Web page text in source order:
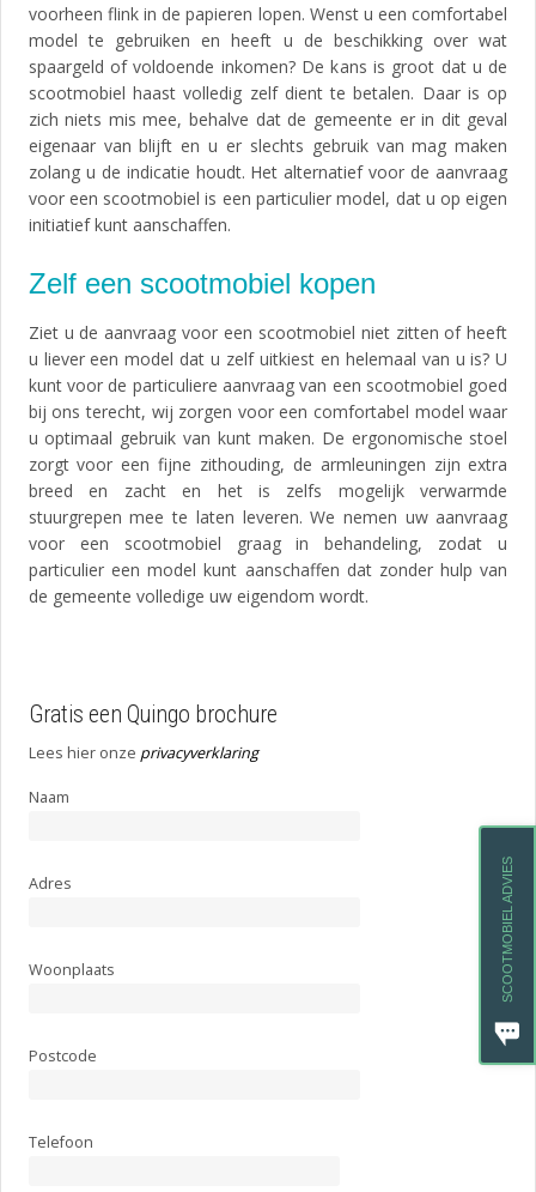
SCOOTMOBIEL ADVIES
voorheen flink in de papieren lopen. Wenst u een comfortabel
model te gebruiken en heeft u de beschikking over wat
spaargeld of voldoende inkomen? De kans is groot dat u de
scootmobiel haast volledig zelf dient te betalen. Daar is op
zich niets mis mee, behalve dat de gemeente er in dit geval
eigenaar van blijft en u er slechts gebruik van mag maken
zolang u de indicatie houdt. Het alternatief voor de aanvraag
voor een scootmobiel is een particulier model, dat u op eigen
initiatief kunt aanschaffen.
Zelf een scootmobiel kopen
Ziet u de aanvraag voor een scootmobiel niet zitten of heeft
u liever een model dat u zelf uitkiest en helemaal van u is? U
kunt voor de particuliere aanvraag van een scootmobiel goed
bij ons terecht, wij zorgen voor een comfortabel model waar
u optimaal gebruik van kunt maken. De ergonomische stoel
zorgt voor een fijne zithouding, de armleuningen zijn extra
breed en zacht en het is zelfs mogelijk verwarmde
stuurgrepen mee te laten leveren. We nemen uw aanvraag
voor een scootmobiel graag in behandeling, zodat u
particulier een model kunt aanschaffen dat zonder hulp van
de gemeente volledige uw eigendom wordt.
Gratis een Quingo brochure
Lees hier onze privacyverklaring
Naam
Adres
Woonplaats
Postcode
Telefoon